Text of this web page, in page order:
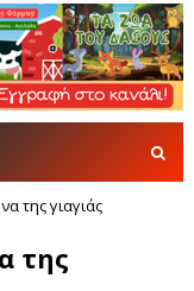
της γιαγιάς
της